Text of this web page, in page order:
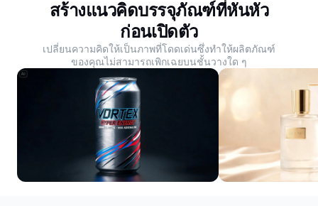
สร้างแนวคิดบรรจุภัณฑ์ที่หันหัว
ก่อนเปิดตัว
เปลี่ยนความคิดให้เป็นภาพที่โดดเด่นซึ่งทําให้ผลิตภัณฑ์
ของคุณไม่สามารถเพิกเฉยบนชั้นวางใด ๆ